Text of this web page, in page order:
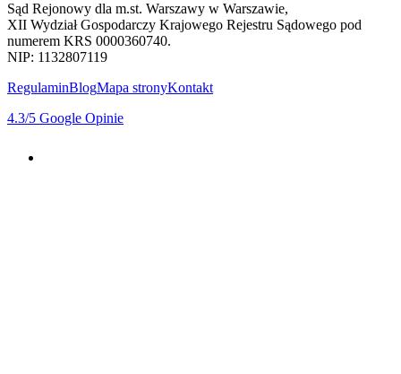
Sąd Rejonowy dla m.st. Warszawy w Warszawie,
XII Wydział Gospodarczy Krajowego Rejestru Sądowego pod
numerem KRS 0000360740.
NIP: 1132807119
RegulaminBlogMapa stronyKontakt
4.3/5 Google Opinie